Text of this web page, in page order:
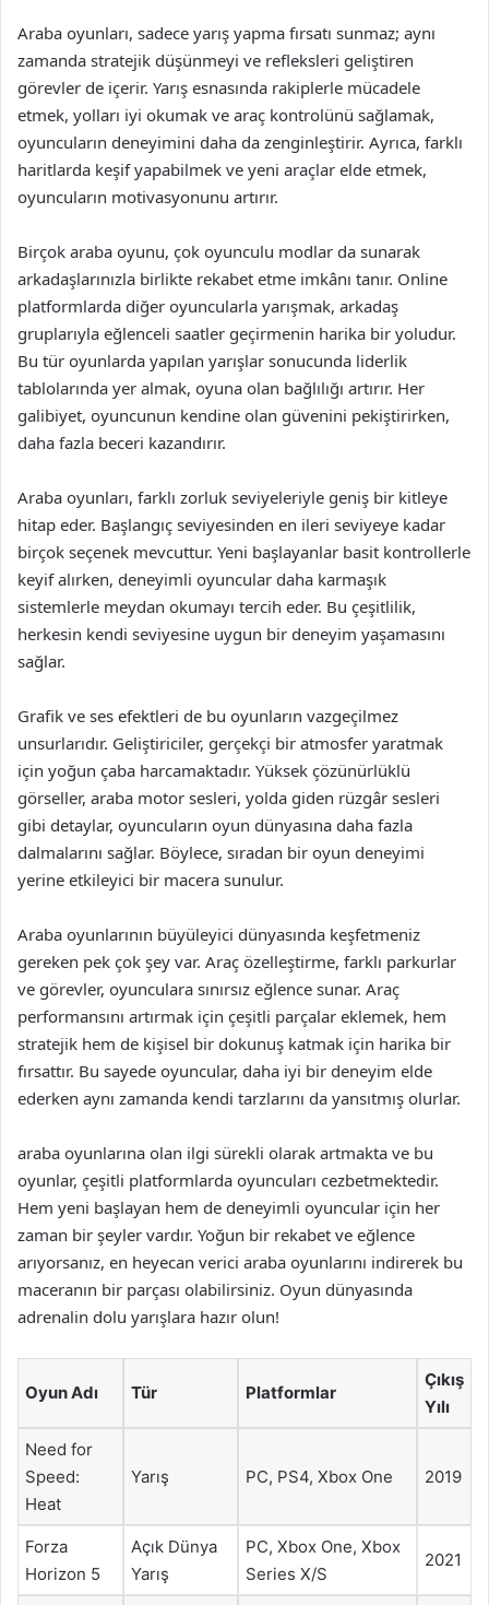
Araba oyunları, sadece yarış yapma fırsatı sunmaz; aynı
zamanda stratejik düşünmeyi ve refleksleri geliştiren
görevler de içerir. Yarış esnasında rakiplerle mücadele
etmek, yolları iyi okumak ve araç kontrolünü sağlamak,
oyuncuların deneyimini daha da zenginleştirir. Ayrıca, farklı
haritlarda keşif yapabilmek ve yeni araçlar elde etmek,
oyuncuların motivasyonunu artırır.
Birçok araba oyunu, çok oyunculu modlar da sunarak
arkadaşlarınızla birlikte rekabet etme imkânı tanır. Online
platformlarda diğer oyuncularla yarışmak, arkadaş
gruplarıyla eğlenceli saatler geçirmenin harika bir yoludur.
Bu tür oyunlarda yapılan yarışlar sonucunda liderlik
tablolarında yer almak, oyuna olan bağlılığı artırır. Her
galibiyet, oyuncunun kendine olan güvenini pekiştirirken,
daha fazla beceri kazandırır.
Araba oyunları, farklı zorluk seviyeleriyle geniş bir kitleye
hitap eder. Başlangıç seviyesinden en ileri seviyeye kadar
birçok seçenek mevcuttur. Yeni başlayanlar basit kontrollerle
keyif alırken, deneyimli oyuncular daha karmaşık
sistemlerle meydan okumayı tercih eder. Bu çeşitlilik,
herkesin kendi seviyesine uygun bir deneyim yaşamasını
sağlar.
Grafik ve ses efektleri de bu oyunların vazgeçilmez
unsurlarıdır. Geliştiriciler, gerçekçi bir atmosfer yaratmak
için yoğun çaba harcamaktadır. Yüksek çözünürlüklü
görseller, araba motor sesleri, yolda giden rüzgâr sesleri
gibi detaylar, oyuncuların oyun dünyasına daha fazla
dalmalarını sağlar. Böylece, sıradan bir oyun deneyimi
yerine etkileyici bir macera sunulur.
Araba oyunlarının büyüleyici dünyasında keşfetmeniz
gereken pek çok şey var. Araç özelleştirme, farklı parkurlar
ve görevler, oyunculara sınırsız eğlence sunar. Araç
performansını artırmak için çeşitli parçalar eklemek, hem
stratejik hem de kişisel bir dokunuş katmak için harika bir
fırsattır. Bu sayede oyuncular, daha iyi bir deneyim elde
ederken aynı zamanda kendi tarzlarını da yansıtmış olurlar.
araba oyunlarına olan ilgi sürekli olarak artmakta ve bu
oyunlar, çeşitli platformlarda oyuncuları cezbetmektedir.
Hem yeni başlayan hem de deneyimli oyuncular için her
zaman bir şeyler vardır. Yoğun bir rekabet ve eğlence
arıyorsanız, en heyecan verici araba oyunlarını indirerek bu
maceranın bir parçası olabilirsiniz. Oyun dünyasında
adrenalin dolu yarışlara hazır olun!
Oyun Adı Tür Platformlar
Çıkış
Yılı
Need for
Speed:
Heat
Yarış PC, PS4, Xbox One 2019
Forza
Horizon 5
Açık Dünya
Yarış
PC, Xbox One, Xbox
Series X/S
2021